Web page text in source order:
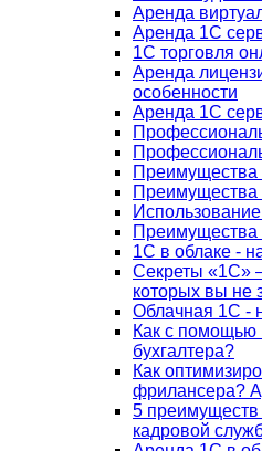
Аренда
Аренда 1С
1С торговля
Аренда
особенности
Аренда 1С
Преимущества
1С в облаке -
Секреты «1С»
которых вы не
Облачная 1С -
Как с помощью
бухгалтера?
Как
фрилансера?
5
кадровой